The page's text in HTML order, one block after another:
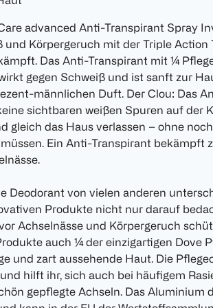
advanced Anti-Transpirant Spray
und Körpergeruch mit der Triple Action
Das Anti-Transpirant mit ¼
gegen Schweiß und ist sanft zur
männlichen Duft. Der Clou: Das
sichtbaren weißen Spuren auf der
gleich das Haus verlassen – ohne
Ein Anti-Transpirant bekämpft
Deodorant von vielen anderen
Produkte nicht nur darauf
Achselnässe und Körpergeruch
auch ¼ der einzigartigen Dove
und zart aussehende Haut. Die
hilft ihr, sich auch bei häufigem
gepflegte Achseln. Das Aluminium